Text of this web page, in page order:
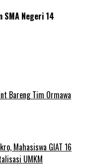
SMA Negeri 14
Bareng Tim Ormawa
Mahasiswa GIAT 16
UMKM